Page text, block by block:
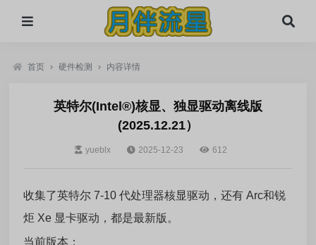
首页 › 硬件检测 › 内容详情
英特尔(Intel®)核显、独显驱动离线版
(2025.12.21）
yueblx 2025-12-23 612
收集了英特尔 7-10 代处理器核显驱动，还有 Arc和锐
炬 Xe 显卡驱动，都是最新版。
当前版本：